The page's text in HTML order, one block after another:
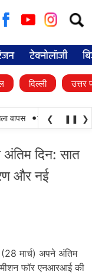
for:
टेक्नोलॉजी
दिल्ली उत्तर
वापस • श्री गुरु हरिकृष्ण
❮ ❚❚ ❯
दिन: सात
और नई
मार्च) अपने अंतिम
फॉर एनआरआई की